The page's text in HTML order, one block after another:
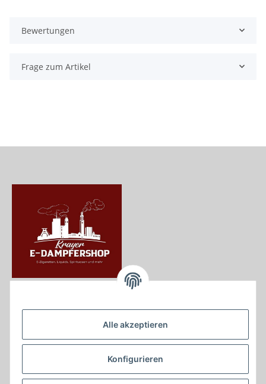
Alle akzeptieren
Konfigurieren
Bewertungen
Frage zum Artikel
Krayerstraße 249
Tel.:0201555402
info@krayer-edampfer-shop.de
Gesetzliche Informationen